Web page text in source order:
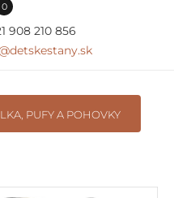
0
908 210 856
PUFY A POHOVKY